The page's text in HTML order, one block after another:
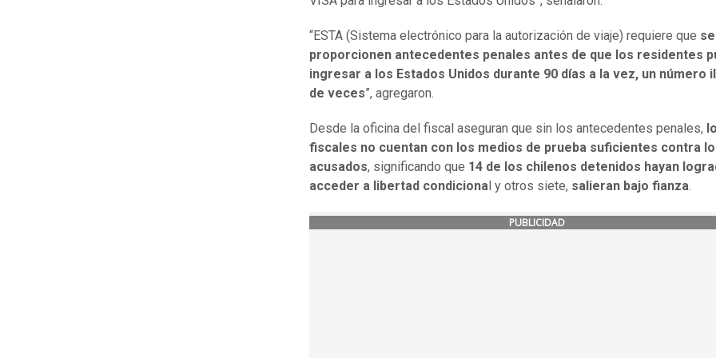
“ESTA (Sistema electrónico para la autorización de viaje) requiere que se
proporcionen antecedentes penales antes de que los residentes
ingresar a los Estados Unidos durante 90 días a la vez, un número
de veces”, agregaron.
Desde la oficina del fiscal aseguran que sin los antecedentes penales,
fiscales no cuentan con los medios de prueba suficientes contra
acusados, significando que 14 de los chilenos detenidos hayan
acceder a libertad condiciona l y otros siete, salieran bajo fianza.
PUBLICIDAD